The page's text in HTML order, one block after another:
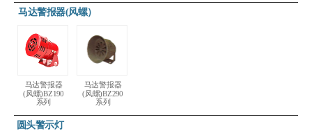
马达警报器(风螺）
马达警报器
(风螺)BZ190
系列
马达警报器
(风螺)BZ290
系列
圆头警示灯